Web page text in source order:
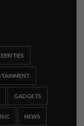
GADGETS
NEWS